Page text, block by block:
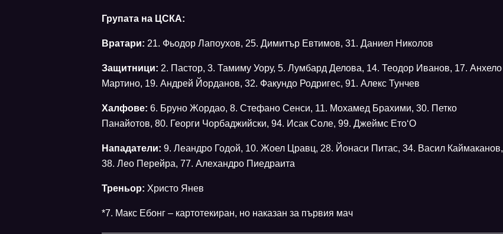
Групата на ЦСКА:
Вратари: 21. Фьодор Лапоухов, 25. Димитър Евтимов, 31. Даниел Николов
Защитници: 2. Пастор, 3. Тамиму Уору, 5. Лумбард Делова, 14. Теодор Иванов, 17. Анхело
Мартино, 19. Андрей Йорданов, 32. Факундо Родригес, 91. Алекс Тунчев
Халфове: 6. Бруно Жордао, 8. Стефано Сенси, 11. Мохамед Брахими, 30. Петко
Панайотов, 80. Георги Чорбаджийски, 94. Исак Соле, 99. Джеймс Ето‘О
Нападатели: 9. Леандро Годой, 10. Жоел Цравц, 28. Йонаси Питас, 34. Васил Каймаканов,
38. Лео Перейра, 77. Алехандро Пиедраита
Треньор: Христо Янев
*7. Макс Ебонг – картотекиран, но наказан за първия мач